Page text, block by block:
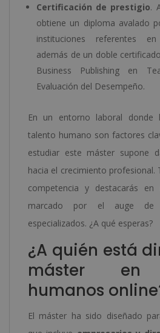
Certificación de prestigio.
obtiene un diploma avalado
instituciones referentes
además de un doble
Business Publishing en
Evaluación del Desempeño.
En un entorno laboral donde
talento humano son factores
estudiar este máster supone
hacia el crecimiento profesional.
competencia y destacarás
marcado por el auge de
especializados. ¿A qué esperas?
¿A quién está
máster en
humanos
El máster ha sido diseñado